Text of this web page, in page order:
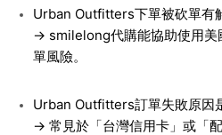
Urban Outfitters下單被砍單有
→ smilelong代購能協助使用美
單風險。
Urban Outfitters訂單失敗原因
→ 常見於「台灣信用卡」或「